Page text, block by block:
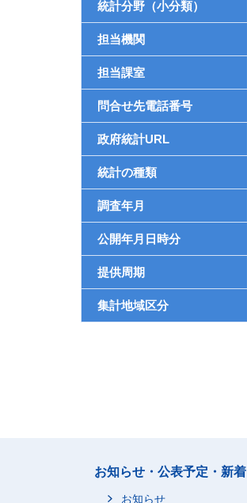
統計分野（小分類）
担当機関
担当課室
問合せ先電話番号
政府統計URL
統計の種類
調査年月
公開年月日時分
提供周期
集計地域区分
お知らせ・公表予定・新着
お知らせ